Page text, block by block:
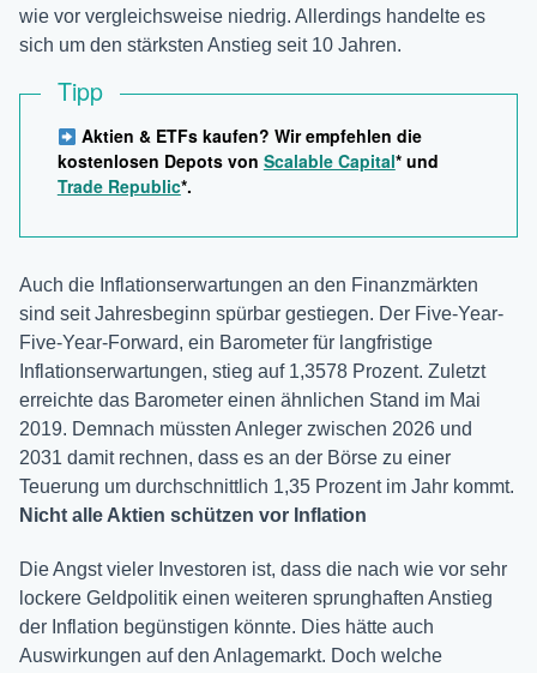
wie vor vergleichsweise niedrig. Allerdings handelte es
sich um den stärksten Anstieg seit 10 Jahren.
Tipp
Aktien & ETFs kaufen? Wir empfehlen die
kostenlosen Depots von Scalable Capital* und
Trade Republic*.
Auch die Inflationserwartungen an den Finanzmärkten
sind seit Jahresbeginn spürbar gestiegen. Der Five-Year-
Five-Year-Forward, ein Barometer für langfristige
Inflationserwartungen, stieg auf 1,3578 Prozent. Zuletzt
erreichte das Barometer einen ähnlichen Stand im Mai
2019. Demnach müssten Anleger zwischen 2026 und
2031 damit rechnen, dass es an der Börse zu einer
Teuerung um durchschnittlich 1,35 Prozent im Jahr kommt.
Nicht alle Aktien schützen vor Inflation
Die Angst vieler Investoren ist, dass die nach wie vor sehr
lockere Geldpolitik einen weiteren sprunghaften Anstieg
der Inflation begünstigen könnte. Dies hätte auch
Auswirkungen auf den Anlagemarkt. Doch welche